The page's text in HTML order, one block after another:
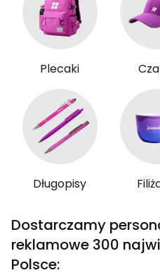
Plecaki
Długopisy
Dostarczamy
reklamowe 300
Polsce: